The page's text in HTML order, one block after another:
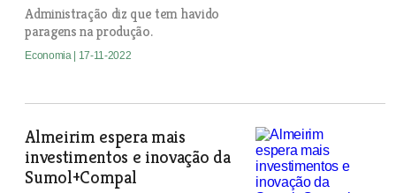
Administração diz que tem havido
paragens na produção.
Economia | 17-11-2022
Almeirim espera mais
investimentos e inovação da
Sumol+Compal